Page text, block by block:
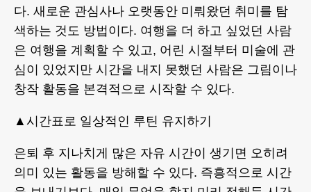
다. 새로운 관심사나 오랫동안 미뤄왔던 취미를 탐
색하는 것도 방법이다. 여행을 더 하고 싶었던 사람
은 여행을 계획할 수 있고, 어린 시절부터 미술에 관
심이 있었지만 시간을 내지 못했던 사람은 그림이나
창작 활동을 본격적으로 시작할 수 있다.
▲시간표로 일상적인 루틴 유지하기
은퇴 후 지나치게 많은 자유 시간이 생기면 오히려
의미 있는 활동을 방해할 수 있다. 즉흥적으로 시간